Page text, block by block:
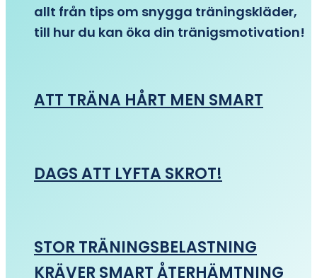
allt från tips om snygga träningskläder,
till hur du kan öka din tränigsmotivation!
ATT TRÄNA HÅRT MEN SMART
DAGS ATT LYFTA SKROT!
STOR TRÄNINGSBELASTNING
KRÄVER SMART ÅTERHÄMTNING